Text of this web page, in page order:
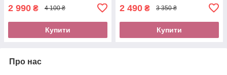
2 990 ₴ 4 100 ₴
Купити
2 490 ₴ 3 350 ₴
Купити
Про нас